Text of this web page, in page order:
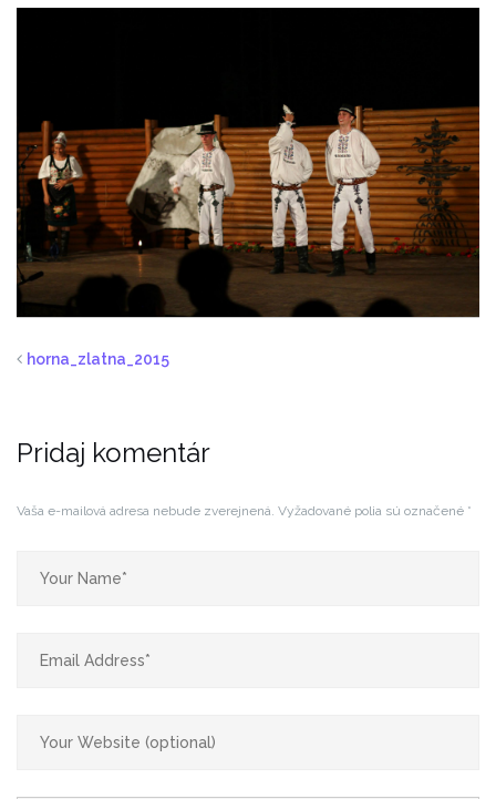
horna_zlatna_2015
Pridaj komentár
Vaša e-mailová adresa nebude zverejnená. Vyžadované polia sú označené *